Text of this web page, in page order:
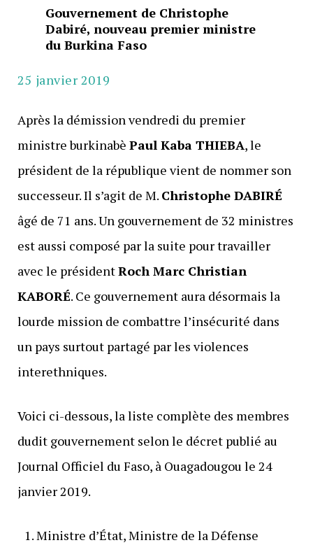
Gouvernement de Christophe
Dabiré, nouveau premier ministre
du Burkina Faso
25 janvier 2019
Après la démission vendredi du premier
ministre burkinabè Paul Kaba THIEBA, le
président de la république vient de nommer son
successeur. Il s’agit de M. Christophe DABIRÉ
âgé de 71 ans. Un gouvernement de 32 ministres
est aussi composé par la suite pour travailler
avec le présidentRoch Marc Christian
KABORÉ. Ce gouvernement aura désormais la
lourde mission de combattre l’insécurité dans
un pays surtout partagé par les violences
interethniques.
Voici ci-dessous, la liste complète des membres
dudit gouvernement selon le décret publié au
Journal Officiel du Faso, à Ouagadougou le 24
janvier 2019.
Ministre d’État, Ministre de la Défense